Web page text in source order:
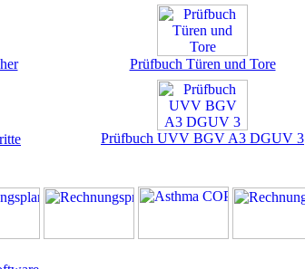
Prüfbuch Türen und Tore
Prüfbuch UVV BGV A3 DGUV 3